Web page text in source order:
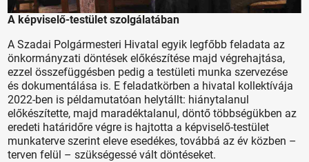
A képviselő-testület szolgálatában
A Szadai Polgármesteri Hivatal egyik legfőbb feladata az
önkormányzati döntések előkészítése majd végrehajtása,
ezzel összefüggésben pedig a testületi munka szervezése
és dokumentálása is. E feladatkörben a hivatal kollektívája
2022-ben is példamutatóan helytállt: hiánytalanul
előkészítette, majd maradéktalanul, döntő többségükben az
eredeti határidőre végre is hajtotta a képviselő-testület
munkaterve szerint eleve esedékes, továbbá az év közben –
terven felül – szükségessé vált döntéseket.